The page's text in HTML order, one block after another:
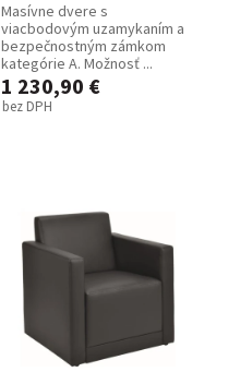
Masívne dvere s
viacbodovým uzamykaním a
bezpečnostným zámkom
kategórie A. Možnosť ...
1 230,90 €
bez DPH